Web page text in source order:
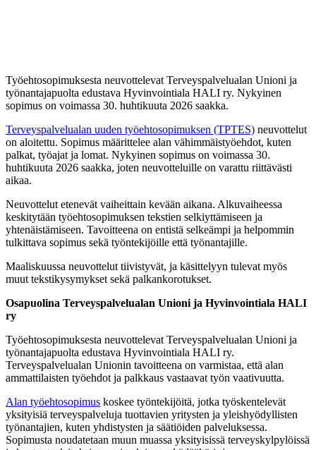
Työehtosopimuksesta neuvottelevat Terveyspalvelualan Unioni ja
työnantajapuolta edustava Hyvinvointiala HALI ry. Nykyinen
sopimus on voimassa 30. huhtikuuta 2026 saakka.
Terveyspalvelualan uuden työehtosopimuksen (TPTES) neuvottelut
on aloitettu. Sopimus määrittelee alan vähimmäistyöehdot, kuten
palkat, työajat ja lomat. Nykyinen sopimus on voimassa 30.
huhtikuuta 2026 saakka, joten neuvotteluille on varattu riittävästi
aikaa.
Neuvottelut etenevät vaiheittain kevään aikana. Alkuvaiheessa
keskitytään työehtosopimuksen tekstien selkiyttämiseen ja
yhtenäistämiseen. Tavoitteena on entistä selkeämpi ja helpommin
tulkittava sopimus sekä työntekijöille että työnantajille.
Maaliskuussa neuvottelut tiivistyvät, ja käsittelyyn tulevat myös
muut tekstikysymykset sekä palkankorotukset.
Osapuolina Terveyspalvelualan Unioni ja Hyvinvointiala HALI
ry
Työehtosopimuksesta neuvottelevat Terveyspalvelualan Unioni ja
työnantajapuolta edustava Hyvinvointiala HALI ry.
Terveyspalvelualan Unionin tavoitteena on varmistaa, että alan
ammattilaisten työehdot ja palkkaus vastaavat työn vaativuutta.
Alan työehtosopimus koskee työntekijöitä, jotka työskentelevät
yksityisiä terveyspalveluja tuottavien yritysten ja yleishyödyllisten
työnantajien, kuten yhdistysten ja säätiöiden palveluksessa.
Sopimusta noudatetaan muun muassa yksityisissä terveyskylpylöissä